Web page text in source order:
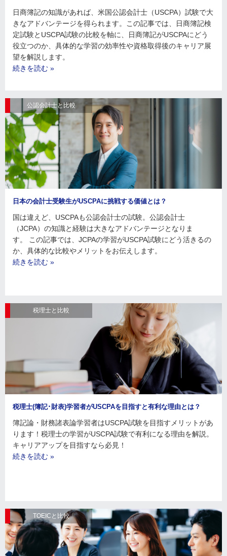
日商簿記の知識があれば、米国公認会計士（USCPA）試験で大
きなアドバンテージを得られます。この記事では、日商簿記検
定試験とUSCPA試験の比較を軸に、日商簿記がUSCPAにどう
役立つのか、具体的な学習の効率性や資格取得後のキャリア展
望を解説します。
続きを読む »
公認会計士と比較
日本の会計士受験生がUSCPAに挑戦する価値とは？
国は違えど、USCPAも公認会計士の試験。公認会計士
（JCPA）の知識と経験は大きなアドバンテージとなりま
す。 この記事では、JCPAの学習がUSCPA試験にどう活きるの
か、具体的な比較やメリットをお伝えします。
続きを読む »
税理士と比較
税理士(簿記･財表)学習者がUSCPAを目指すと有利な理由とは？
簿記論・財務諸表論学習者はUSCPA試験を目指すメリットがあ
ります！税理士の学習がUSCPA試験で有利になる理由を解説。
キャリアアップを目指すなら必見！
続きを読む »
TOEICと比較